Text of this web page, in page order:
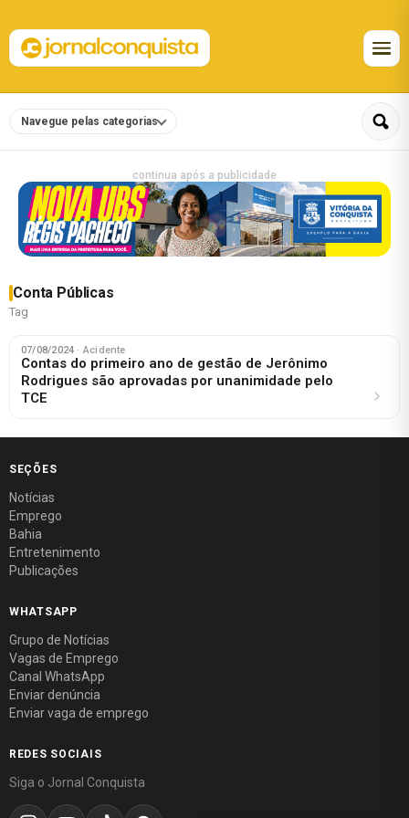
Navegue pelas categorias
continua após a publicidade
Conta Públicas
Tag
07/08/2024 · Acidente
Contas do primeiro ano de gestão de Jerônimo
Rodrigues são aprovadas por unanimidade pelo
TCE
SEÇÕES
Notícias
Emprego
Bahia
Entretenimento
Publicações
WHATSAPP
Grupo de Notícias
Vagas de Emprego
Canal WhatsApp
Enviar denúncia
Enviar vaga de emprego
REDES SOCIAIS
Siga o Jornal Conquista